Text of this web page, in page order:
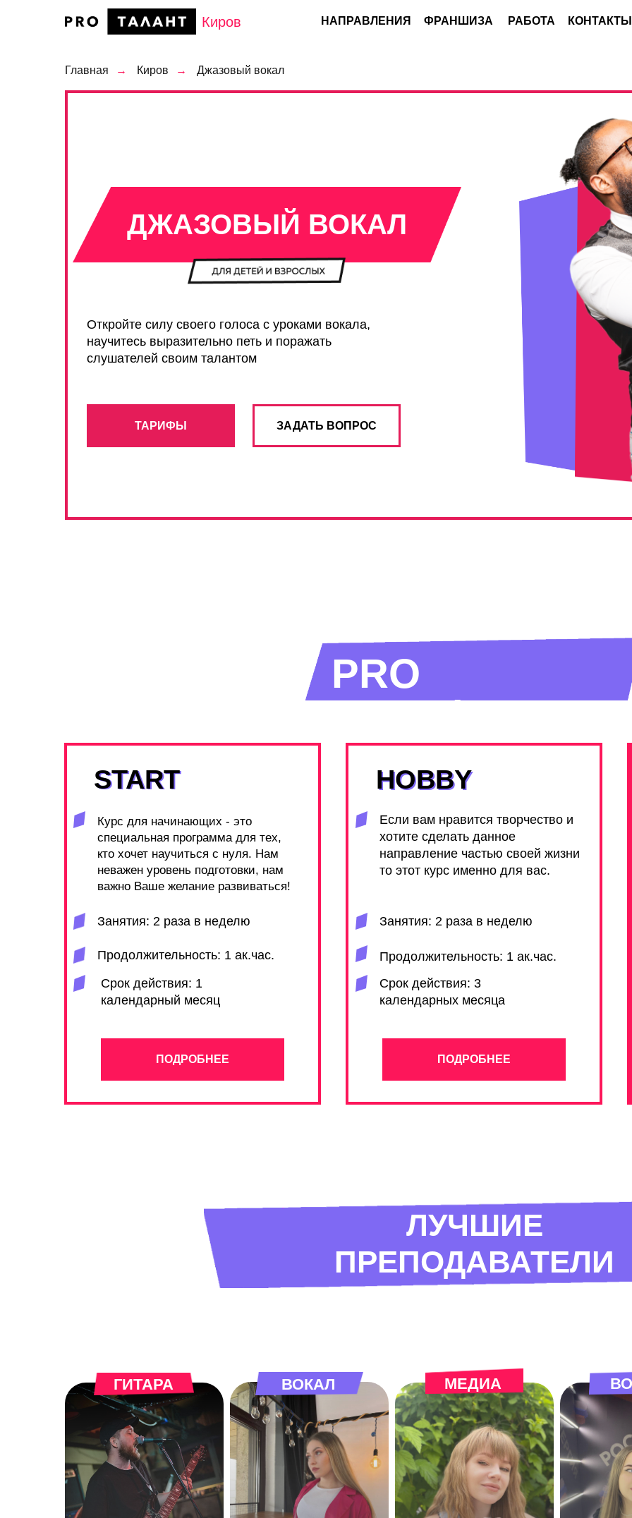
ФРАНШИЗА РАБОТА
НАПРАВЛЕНИЯ КОНТАКТЫ
Киров
Главная → Киров → Джазовый вокал
Откройте силу своего голоса с уроками вокала,
научитесь выразительно петь и поражать
слушателей своим талантом
ЗАДАТЬ ВОПРОС
ТАРИФЫ
ДЖАЗОВЫЙ ВОКАЛ
PRO
ТАРИФЫ
START
START
Курс для начинающих - это
специальная программа для тех,
кто хочет научиться с нуля. Нам
неважен уровень подготовки, нам
важно Ваше желание развиваться!
Занятия: 2 раза в неделю
Срок действия: 1
календарный месяц
Продолжительность: 1 ак.час.
ПОДРОБНЕЕ
HOBBY
HOBBY
Если вам нравится творчество и
хотите сделать данное
направление частью своей жизни
то этот курс именно для вас.
Занятия: 2 раза в неделю
Срок действия: 3
календарных месяца
Продолжительность: 1 ак.час.
ПОДРОБНЕЕ
ЛУЧШИЕ
ПРЕПОДАВАТЕЛИ
ГИТАРА ВОКАЛ МЕДИА